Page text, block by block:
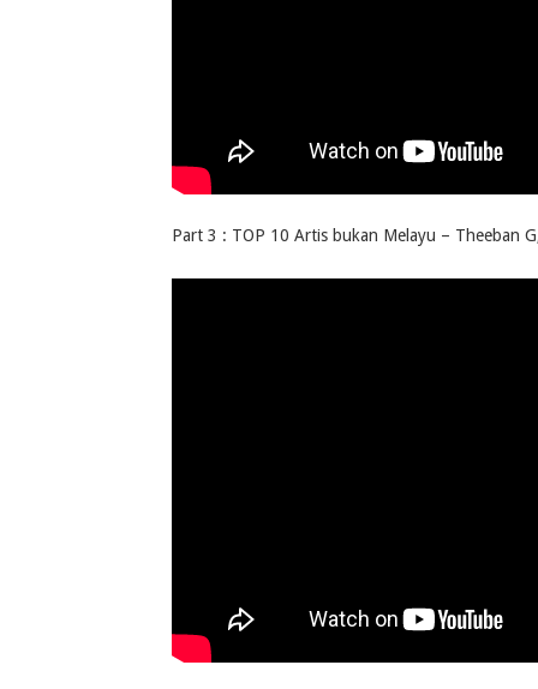
Part 3 : TOP 10 Artis bukan Melayu – Theeban